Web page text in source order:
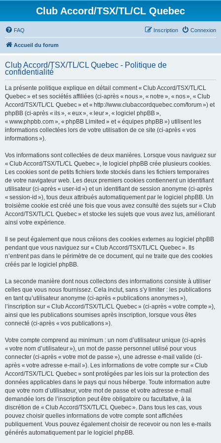
Club Accord/TSX/TL/CL Quebec
FAQ Connexion
Inscription
Accueil du forum
Club Accord/TSX/TL/CL Quebec - Politique de
confidentialité
La présente politique explique en détail comment « Club Accord/TSX/TL/CL
Quebec » et ses sociétés affiliées (ci-après « nous », « notre », « nos », « Club
Accord/TSX/TL/CL Quebec » et « http://www.clubaccordquebec.com/forum ») et
phpBB (ci-après « ils », « eux », « leur », « logiciel phpBB »,
« www.phpbb.com », « phpBB Limited » et « équipes phpBB ») utilisent les
informations collectées lors de votre utilisation de ce site (ci-après « vos
informations »).
Vos informations sont collectées de deux manières. Lorsque vous naviguez sur
« Club Accord/TSX/TL/CL Quebec », le logiciel phpBB crée plusieurs cookies.
Les cookies sont de petits fichiers texte stockés dans les fichiers temporaires
de votre navigateur web. Les deux premiers cookies contiennent un identifiant
utilisateur (ci-après « user-id ») et un identifiant de session anonyme (ci-après
« session-id »), tous deux attribués automatiquement par le logiciel phpBB. Un
troisième cookie est créé une fois que vous avez consulté des sujets sur « Club
Accord/TSX/TL/CL Quebec » et stocke les sujets que vous avez lus, améliorant
ainsi votre expérience.
Il se peut également que nous créions des cookies externes au logiciel phpBB
pendant que vous naviguez sur « Club Accord/TSX/TL/CL Quebec ». Ils
n’entrent pas dans le périmètre de ce document, qui ne traite que des cookies
créés par le logiciel phpBB.
La seconde manière dont nous collectons des informations consiste à utiliser
celles que vous nous fournissez. Cela inclut, sans s’y limiter : les publications
en tant qu’utilisateur anonyme (ci-après « publications anonymes »),
l’inscription sur « Club Accord/TSX/TL/CL Quebec » (ci-après « votre compte »),
ainsi que les publications soumises après inscription, lorsque vous êtes
connecté (ci-après « vos publications »).
Votre compte comprend au minimum : un nom d’utilisateur unique (ci-après
« votre nom d’utilisateur »), un mot de passe personnel utilisé pour vous
connecter (ci-après « votre mot de passe »), une adresse e-mail valide (ci-
après « votre adresse e-mail »). Les informations de votre compte sur « Club
Accord/TSX/TL/CL Quebec » sont protégées par les lois sur la protection des
données applicables dans le pays qui nous héberge. Toute information autre
que votre nom d’utilisateur, votre mot de passe et votre adresse e-mail
demandée lors de l’inscription peut être obligatoire ou facultative, à la
discrétion de « Club Accord/TSX/TL/CL Quebec ». Dans tous les cas, vous
pouvez choisir quelles informations de votre compte sont affichées
publiquement. Vous pouvez également choisir de recevoir ou non les e-mails
générés automatiquement par le logiciel phpBB.